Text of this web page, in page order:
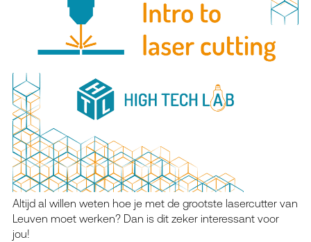
Altijd al willen weten hoe je met de grootste lasercutter van
Leuven moet werken? Dan is dit zeker interessant voor
jou!